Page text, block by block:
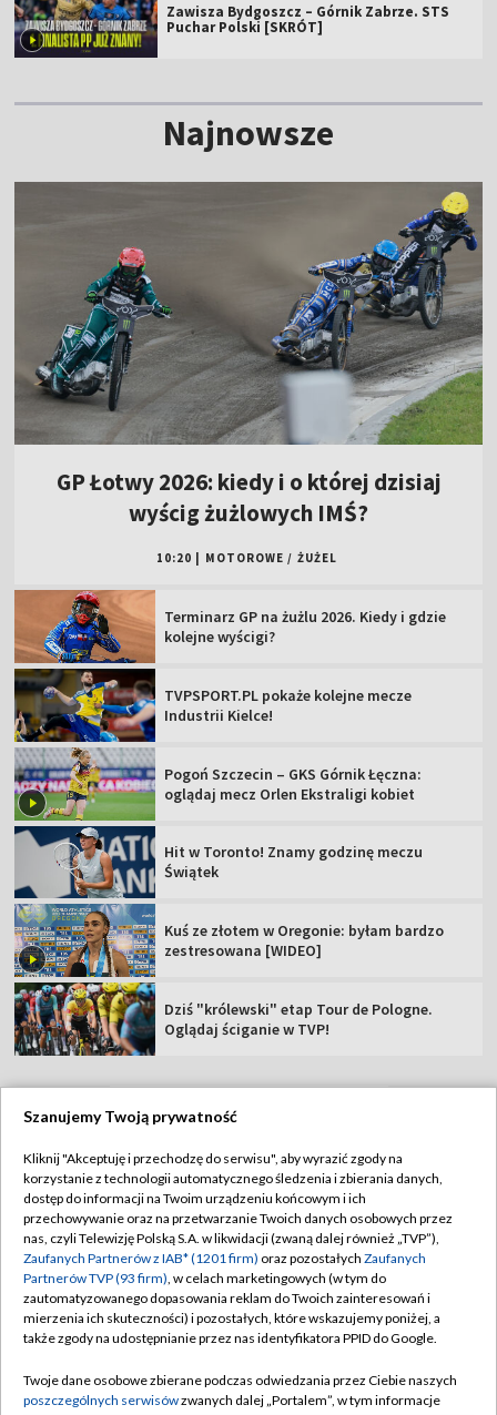
Zawisza Bydgoszcz – Górnik Zabrze. STS
Puchar Polski [SKRÓT]
Najnowsze
GP Łotwy 2026: kiedy i o której dzisiaj
wyścig żużlowych IMŚ?
10:20 MOTOROWE / ŻUŻEL
Terminarz GP na żużlu 2026. Kiedy i gdzie
kolejne wyścigi?
TVPSPORT.PL pokaże kolejne mecze
Industrii Kielce!
Pogoń Szczecin – GKS Górnik Łęczna:
oglądaj mecz Orlen Ekstraligi kobiet
Hit w Toronto! Znamy godzinę meczu
Świątek
Kuś ze złotem w Oregonie: byłam bardzo
zestresowana [WIDEO]
Dziś "królewski" etap Tour de Pologne.
Oglądaj ściganie w TVP!
Abonament TVP
Sklep TVP
Biuro Reklamy
Oferta Handlowa
Telegazeta ogłoszenia
Rada Programowa
Regulamin TVP
Polityka prywatności
Moje zgody
Biuro reklamy
Kontakt
Kanały
Szanujemy Twoją prywatność
Kliknij "Akceptuję i przechodzę do serwisu", aby wyrazić zgody na
korzystanie z technologii automatycznego śledzenia i zbierania danych,
dostęp do informacji na Twoim urządzeniu końcowym i ich
przechowywanie oraz na przetwarzanie Twoich danych osobowych przez
nas, czyli Telewizję Polską S.A. w likwidacji (zwaną dalej również „TVP”),
Zaufanych Partnerów z IAB* (1201 firm) oraz pozostałych Zaufanych
Partnerów TVP (93 firm), w celach marketingowych (w tym do
zautomatyzowanego dopasowania reklam do Twoich zainteresowań i
mierzenia ich skuteczności) i pozostałych, które wskazujemy poniżej, a
także zgody na udostępnianie przez nas identyfikatora PPID do Google.
Twoje dane osobowe zbierane podczas odwiedzania przez Ciebie naszych
poszczególnych serwisówzwanych dalej „Portalem”, w tym informacje